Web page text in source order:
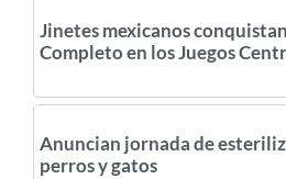
Jinetes mexicanos
Completo en los Juegos
Anuncian jornada de
perros y gatos